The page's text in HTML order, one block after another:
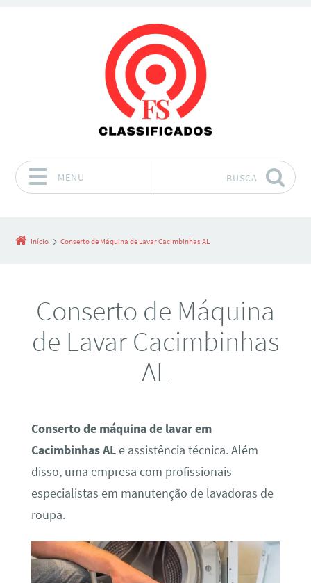
MENU BUSCA
Início Conserto de Máquina de Lavar Cacimbinhas AL
Conserto de Máquina
de Lavar Cacimbinhas
AL
Conserto de máquina de lavar em
Cacimbinhas ALe assistência técnica. Além
disso, uma empresa com profissionais
especialistas em manutenção de lavadoras de
roupa.